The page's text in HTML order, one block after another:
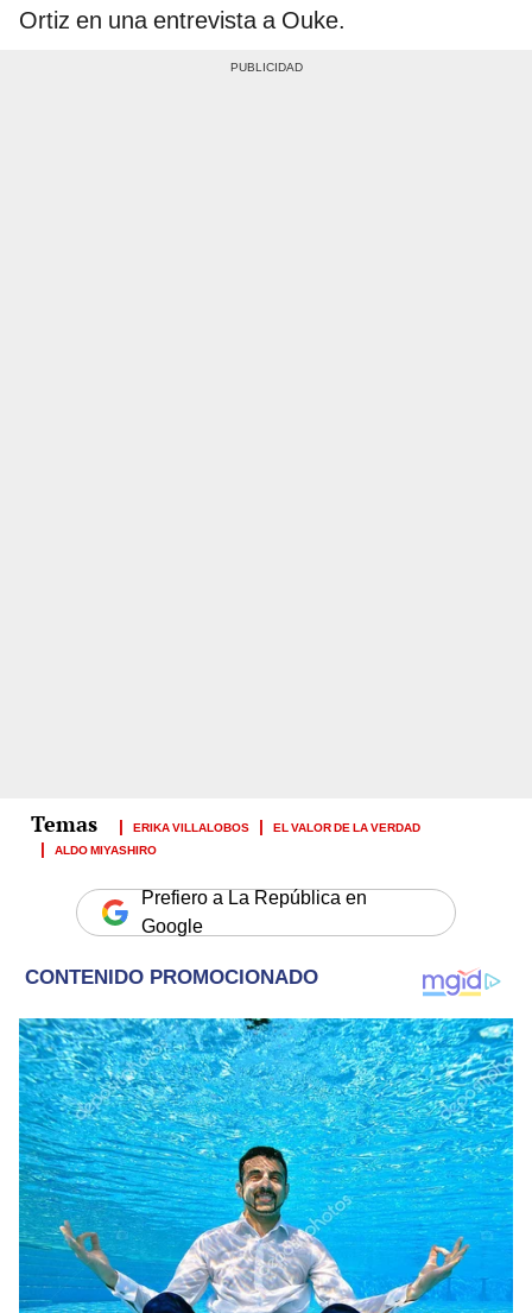
Ortiz en una entrevista a Ouke.
ERIKA VILLALOBOS
EL VALOR DE LA VERDAD
ALDO MIYASHIRO
Prefiero a La República en
Google